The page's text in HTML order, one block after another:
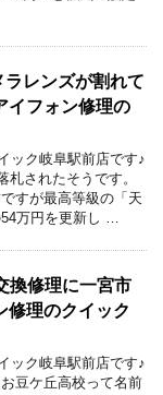
レンズが割れて
イフォン修理の
ック岐阜駅前店です♪
札されたそうです。
すが最高等級の「天
万円を更新し …
換修理に一宮市
修理のクイック
ック岐阜駅前店です♪
豆ケ丘高校って名前